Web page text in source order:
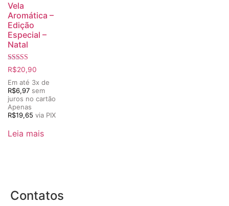
Vela
Aromática –
Edição
Especial –
Natal
Avaliação
5.00
de 5
R$20,90
Em até 3x de
R$6,97 sem
juros no cartão
Apenas
R$19,65 via PIX
Leia mais
Contatos